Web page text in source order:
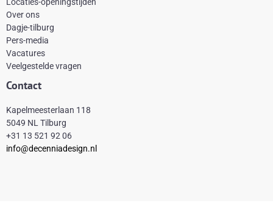
k
-
f
t
Locaties-openingstijden
Over ons
Dagje-tilburg
Pers-media
Vacatures
Veelgestelde vragen
Contact
Kapelmeesterlaan 118
5049 NL Tilburg
+31 13 521 92 06
info@decenniadesign.nl